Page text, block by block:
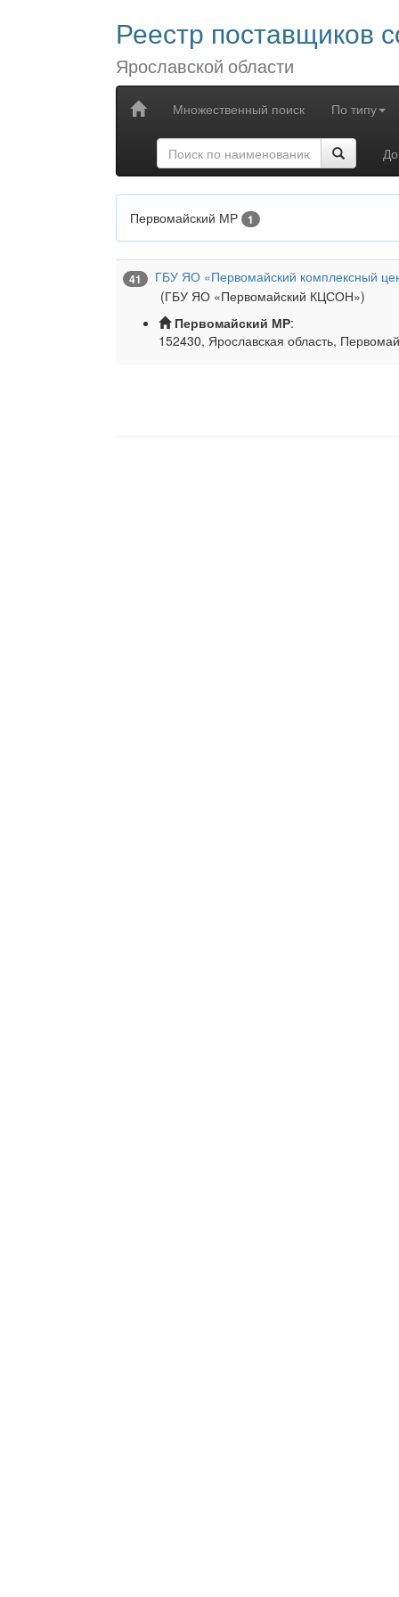
Реестр поставщиков
Ярославской области
Множественный поиск По типу
Первомайский МР 1
41
ГБУ ЯО «Первомайский комплексный
(ГБУ ЯО «Первомайский КЦСОН»)
Первомайский МР:
152430, Ярославская область,